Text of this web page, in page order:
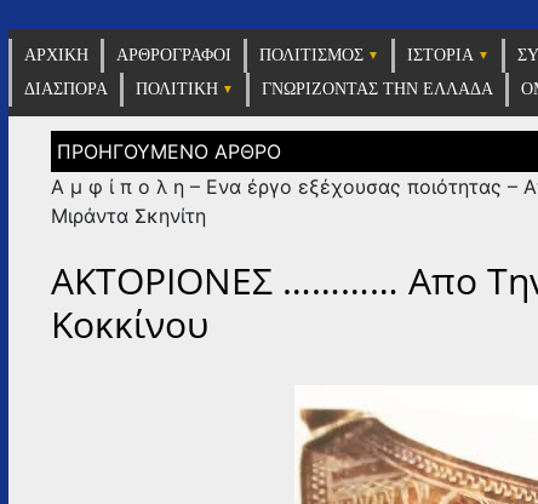
Η
ΑΡΧΙΚΗ ΑΡΘΡΟΓΡΑΦΟΙ ΠΟΛΙΤΙΣΜΟΣ ΙΣΤΟΡΙΑ
ΔΙΑΣΠΟΡΑ
ΠΟΛΙΤΙΚΗ ΓΝΩΡΙΖΟΝΤΑΣ ΤΗΝ ΕΛΛΑΔΑ
Πλοήγηση
άρθρων
Α μ φ ί π ο λ η – Ενα έργο εξέχουσας ποιότητας –
Μιράντα Σκηνίτη
ΑΚΤΟΡΙΟΝΕΣ ………… Απο Την
Κοκκίνου